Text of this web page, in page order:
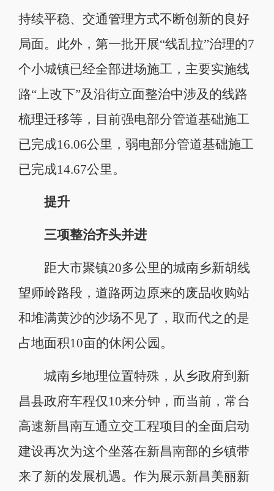
持续平稳、交通管理方式不断创新的良好
局面。此外，第一批开展“线乱拉”治理的7
个小城镇已经全部进场施工，主要实施线
路“上改下”及沿街立面整治中涉及的线路
梳理迁移等，目前强电部分管道基础施工
已完成16.06公里，弱电部分管道基础施工
已完成14.67公里。
提升
三项整治齐头并进
距大市聚镇20多公里的城南乡新胡线
望师岭路段，道路两边原来的废品收购站
和堆满黄沙的沙场不见了，取而代之的是
占地面积10亩的休闲公园。
城南乡地理位置特殊，从乡政府到新
昌县政府车程仅10来分钟，而当前，常台
高速新昌南互通立交工程项目的全面启动
建设再次为这个坐落在新昌南部的乡镇带
来了新的发展机遇。作为展示新昌美丽新